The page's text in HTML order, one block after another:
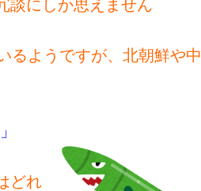
談にしか思えません
るようですが、北朝鮮や中
どれ